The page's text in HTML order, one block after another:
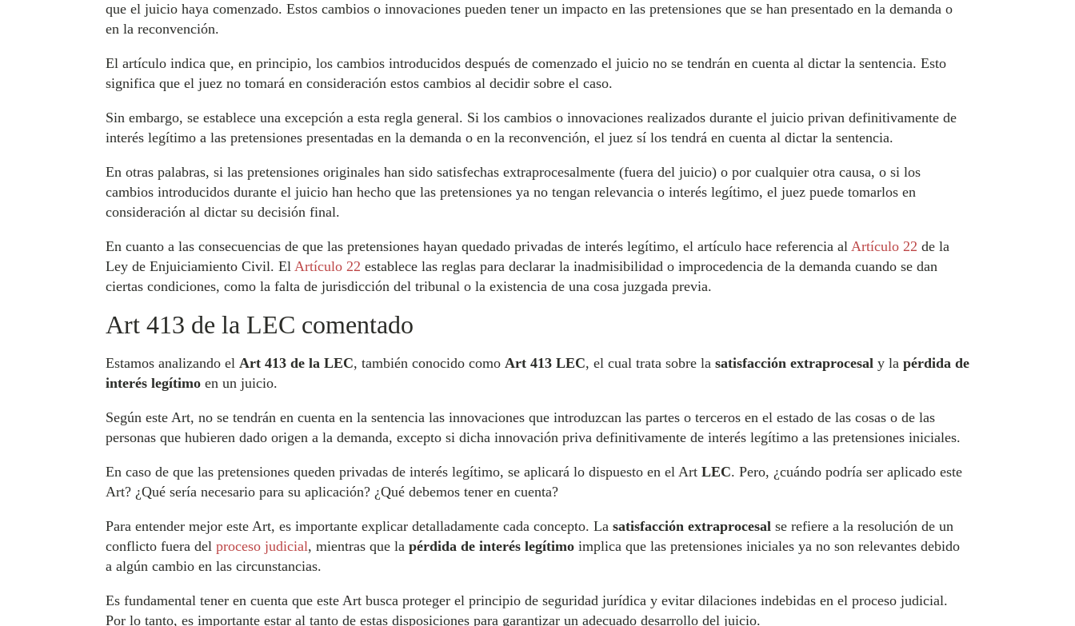
que el juicio haya comenzado. Estos cambios o innovaciones pueden tener un impacto en las pretensiones que se han presentado en la demanda o
en la reconvención.
El artículo indica que, en principio, los cambios introducidos después de comenzado el juicio no se tendrán en cuenta al dictar la sentencia. Esto
significa que el juez no tomará en consideración estos cambios al decidir sobre el caso.
Sin embargo, se establece una excepción a esta regla general. Si los cambios o innovaciones realizados durante el juicio privan definitivamente de
interés legítimo a las pretensiones presentadas en la demanda o en la reconvención, el juez sí los tendrá en cuenta al dictar la sentencia.
En otras palabras, si las pretensiones originales han sido satisfechas extraprocesalmente (fuera del juicio) o por cualquier otra causa, o si los
cambios introducidos durante el juicio han hecho que las pretensiones ya no tengan relevancia o interés legítimo, el juez puede tomarlos en
consideración al dictar su decisión final.
En cuanto a las consecuencias de que las pretensiones hayan quedado privadas de interés legítimo, el artículo hace referencia al Artículo 22 de la
Ley de Enjuiciamiento Civil. El Artículo 22 establece las reglas para declarar la inadmisibilidad o improcedencia de la demanda cuando se dan
ciertas condiciones, como la falta de jurisdicción del tribunal o la existencia de una cosa juzgada previa.
Art 413 de la LEC comentado
Estamos analizando el Art 413 de la LEC, también conocido como Art 413 LEC, el cual trata sobre la satisfacción extraprocesal y la pérdida de
interés legítimo en un juicio.
Según este Art, no se tendrán en cuenta en la sentencia las innovaciones que introduzcan las partes o terceros en el estado de las cosas o de las
personas que hubieren dado origen a la demanda, excepto si dicha innovación priva definitivamente de interés legítimo a las pretensiones iniciales.
En caso de que las pretensiones queden privadas de interés legítimo, se aplicará lo dispuesto en el Art LEC. Pero, ¿cuándo podría ser aplicado este
Art? ¿Qué sería necesario para su aplicación? ¿Qué debemos tener en cuenta?
Para entender mejor este Art, es importante explicar detalladamente cada concepto. La satisfacción extraprocesal se refiere a la resolución de un
conflicto fuera del proceso judicial, mientras que la pérdida de interés legítimo implica que las pretensiones iniciales ya no son relevantes debido
a algún cambio en las circunstancias.
Es fundamental tener en cuenta que este Art busca proteger el principio de seguridad jurídica y evitar dilaciones indebidas en el proceso judicial.
Por lo tanto, es importante estar al tanto de estas disposiciones para garantizar un adecuado desarrollo del juicio.